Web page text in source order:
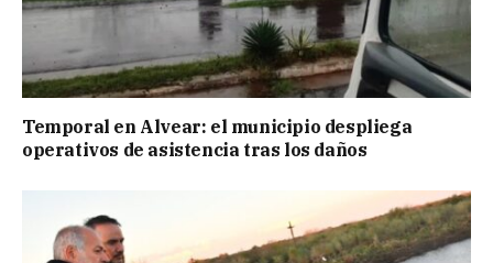
Temporal en Alvear: el municipio despliega
operativos de asistencia tras los daños